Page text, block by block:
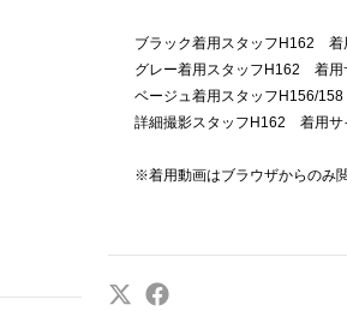
ブラック着用スタッフH162 着
グレー着用スタッフH162 着用
ベージュ着用スタッフH156/
詳細撮影スタッフH162 着用サ
※着用動画はブラウザからのみ